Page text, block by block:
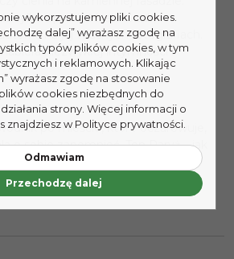
tylko opowieść, ale i kadr,
na jej własnych fotografiach.
nabiera niezwykłej intymności i
po mieście, które oczarowuje,
o sobie zapomnieć. Ten Paryż – jak
– „nigdy nie ma końca”.
wykorzystujemy pliki cookies.
dalej” wyrażasz zgodę na
typów plików cookies, w tym
i reklamowych. Klikając
wyrażasz zgodę na stosowanie
cookies niezbędnych do
strony. Więcej informacji o
znajdziesz w Polityce prywatności.
Odmawiam
Przechodzę dalej